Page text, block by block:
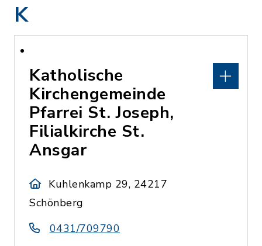
K
Katholische
Kirchengemeinde
Pfarrei St. Joseph,
Filialkirche St.
Ansgar
Kuhlenkamp 29, 24217
Schönberg
0431/709790